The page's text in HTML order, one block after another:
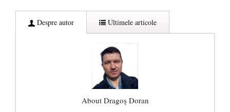
Despre autor Ultimele articole
About Dragoș Doran